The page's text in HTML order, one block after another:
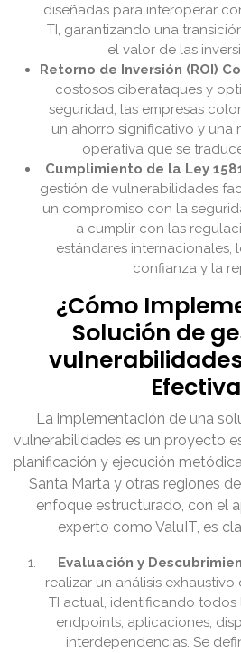
diseñadas para interoperar
TI, garantizando una
el valor de las
Retorno de Inversión (ROI)
costosos ciberataques y
seguridad, las empresas
un ahorro significativo y una
operativa que se
Cumplimiento de la Ley
gestión de vulnerabilidades
un compromiso con la
a cumplir con las
estándares internacionales,
confianza y la
¿Cómo
Solución de
La implementación de una
vulnerabilidades es un proyecto
planificación y ejecución
Santa Marta y otras regiones
enfoque estructurado, con el
experto como ValuIT, es
Evaluación y
realizar un análisis
TI actual, identificando todos
endpoints, aplicaciones,
interdependencias. Se